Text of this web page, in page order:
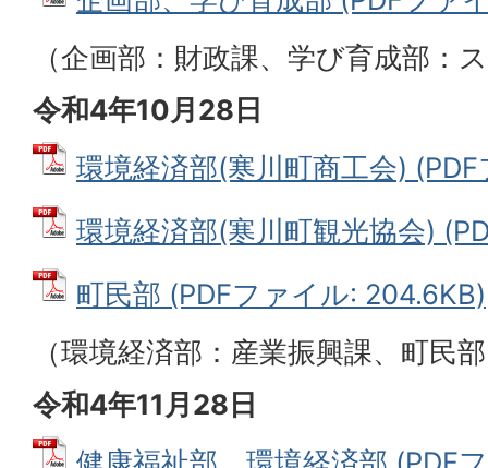
（企画部：財政課、学び育成部：
令和4年10月28日
環境経済部(寒川町商工会)
環境経済部(寒川町観光協会)
町民部 (PDFファイル: 204.6KB)
（環境経済部：産業振興課、町民
令和4年11月28日